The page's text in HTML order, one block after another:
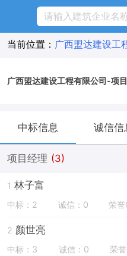
当前位置： 广西盟达建设工
广西盟达建设工程有限公司-项
中标信息 诚信信
项目经理 (3)
1 林子富
中标：2 诚信：0 荣誉
2 颜世亮
中标：3 诚信：0 荣